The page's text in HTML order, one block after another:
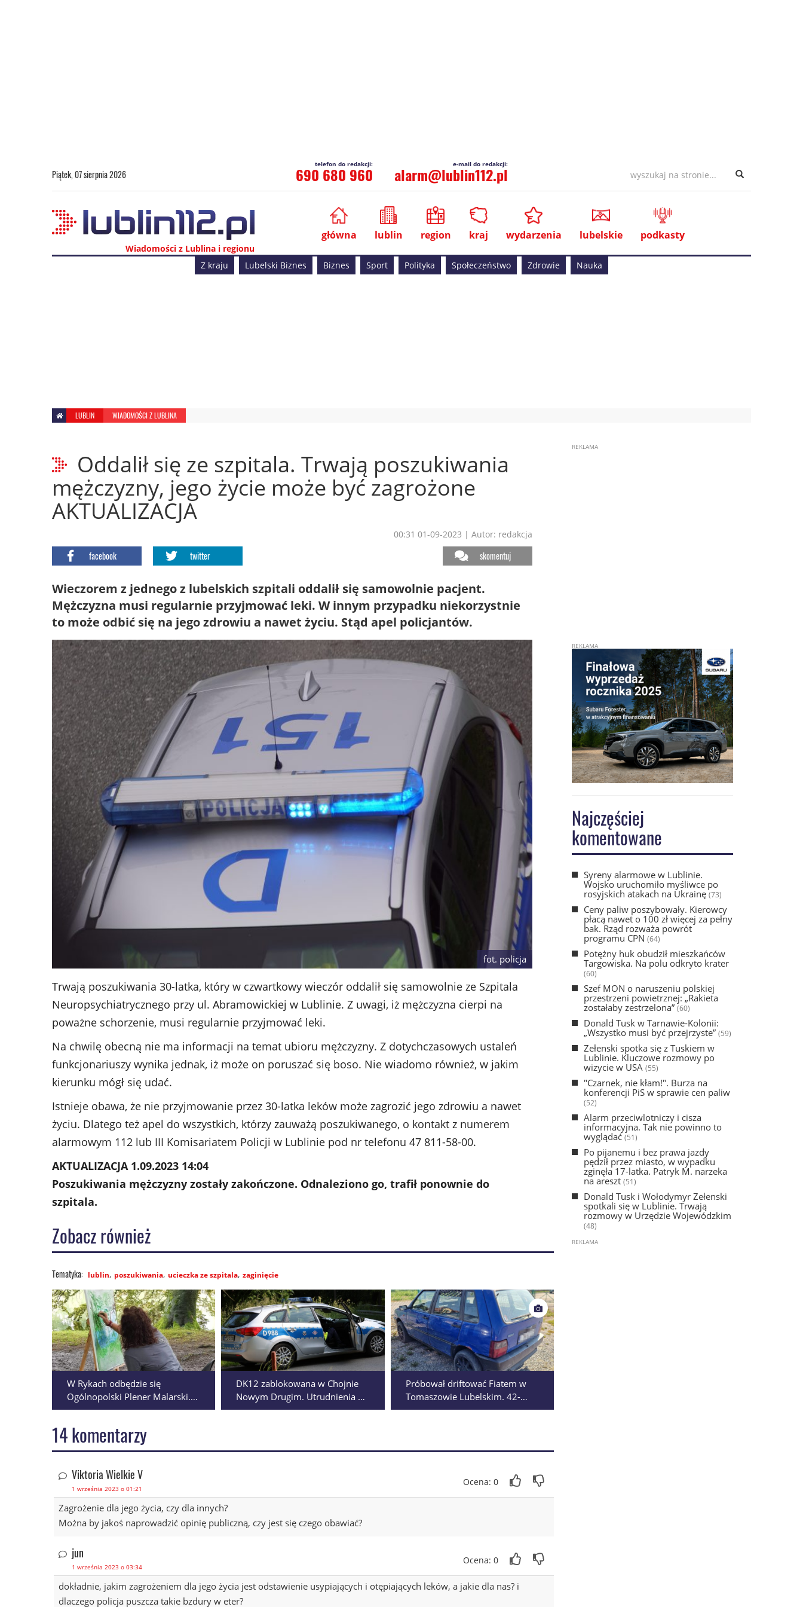
Piątek, 07 sierpnia 2026 690 680 960 alarm@lublin112.pl
Wiadomości z Lublina i regionu
główna lublin region kraj wydarzenia lubelskie podkasty
Z kraju Lubelski Biznes Biznes Sport Polityka Społeczeństwo Zdrowie Nauka
LUBLIN WIADOMOŚCI Z LUBLINA
Oddalił się ze szpitala. Trwają poszukiwania
mężczyzny, jego życie może być zagrożone
AKTUALIZACJA
00:31 01-09-2023 | Autor: redakcja
facebook twitter skomentuj
Wieczorem z jednego z lubelskich szpitali oddalił się samowolnie pacjent.
Mężczyzna musi regularnie przyjmować leki. W innym przypadku niekorzystnie
to może odbić się na jego zdrowiu a nawet życiu. Stąd apel policjantów.
fot. policja
Trwają poszukiwania 30-latka, który w czwartkowy wieczór oddalił się samowolnie ze Szpitala
Neuropsychiatrycznego przy ul. Abramowickiej w Lublinie. Z uwagi, iż mężczyzna cierpi na
poważne schorzenie, musi regularnie przyjmować leki.
Na chwilę obecną nie ma informacji na temat ubioru mężczyzny. Z dotychczasowych ustaleń
funkcjonariuszy wynika jednak, iż może on poruszać się boso. Nie wiadomo również, w jakim
kierunku mógł się udać.
Istnieje obawa, że nie przyjmowanie przez 30-latka leków może zagrozić jego zdrowiu a nawet
życiu. Dlatego też apel do wszystkich, którzy zauważą poszukiwanego, o kontakt z numerem
alarmowym 112 lub III Komisariatem Policji w Lublinie pod nr telefonu 47 811-58-00.
AKTUALIZACJA 1.09.2023 14:04
Poszukiwania mężczyzny zostały zakończone. Odnaleziono go, trafił ponownie do
szpitala.
Zobacz również
lublin poszukiwania ucieczka ze szpitala zaginięcie
W Rykach odbędzie się
Ogólnopolski Plener Malarski.
Zapisy wciąż trwają
DK12 zablokowana w Chojnie
Nowym Drugim. Utrudnienia w
obu kierunkach
Próbował driftować Fiatem w
Tomaszowie Lubelskim. 42-
latek miał ponad 1,5 promila
14 komentarzy
Viktoria Wielkie V
1 września 2023 o 01:21
Ocena: 0
Zagrożenie dla jego życia, czy dla innych?
Można by jakoś naprowadzić opinię publiczną, czy jest się czego obawiać?
jun
1 września 2023 o 03:34
Ocena: 0
dokładnie, jakim zagrożeniem dla jego życia jest odstawienie usypiających i otępiających leków, a jakie dla nas? i
dlaczego policja puszcza takie bzdury w eter?
Najczęściej
komentowane
Syreny alarmowe w Lublinie.
Wojsko uruchomiło myśliwce po
rosyjskich atakach na Ukrainę(73)
Ceny paliw poszybowały. Kierowcy
płacą nawet o 100 zł więcej za pełny
bak. Rząd rozważa powrót
programu CPN (64)
Potężny huk obudził mieszkańców
Targowiska. Na polu odkryto krater
(60)
Szef MON o naruszeniu polskiej
przestrzeni powietrznej: „Rakieta
zostałaby zestrzelona” (60)
Donald Tusk w Tarnawie-Kolonii:
„Wszystko musi być przejrzyste” (59)
Zełenski spotka się z Tuskiem w
Lublinie. Kluczowe rozmowy po
wizycie w USA (55)
"Czarnek, nie kłam!". Burza na
konferencji PiS w sprawie cen paliw
(52)
Alarm przeciwlotniczy i cisza
informacyjna. Tak nie powinno to
wyglądać(51)
Po pijanemu i bez prawa jazdy
pędził przez miasto, w wypadku
zginęła 17-latka. Patryk M. narzeka
na areszt (51)
Donald Tusk i Wołodymyr Zełenski
spotkali się w Lublinie. Trwają
rozmowy w Urzędzie Wojewódzkim
(48)